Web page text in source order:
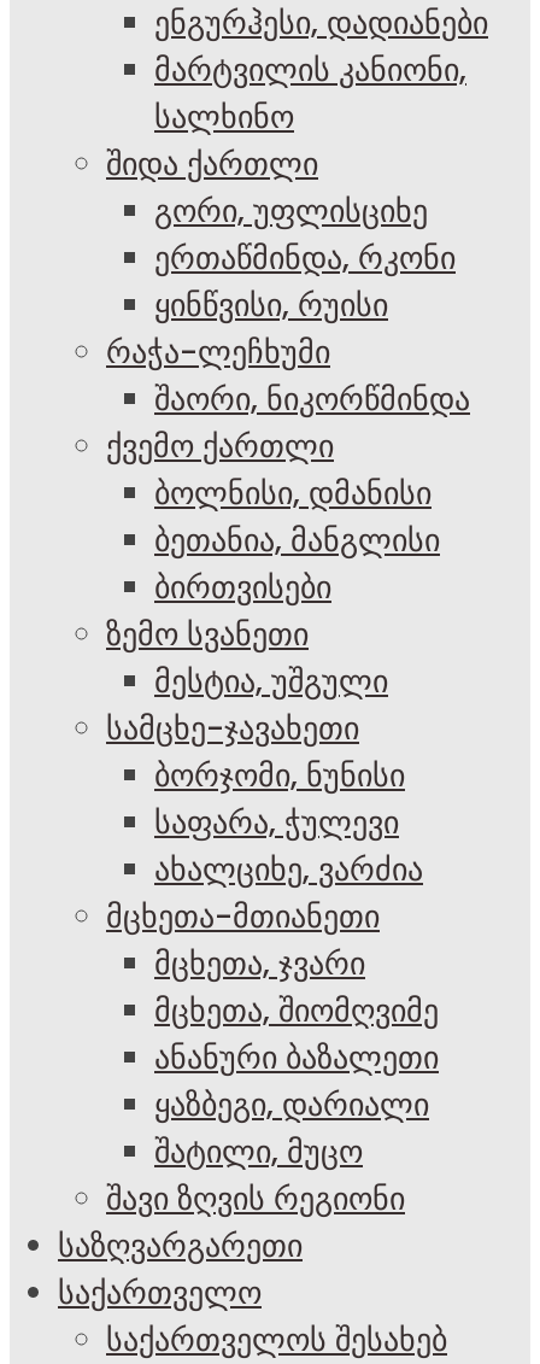
ენგურჰესი, დადიანები
მარტვილის კანიონი,
სალხინო
შიდა ქართლი
გორი, უფლისციხე
ერთაწმინდა, რკონი
ყინწვისი, რუისი
რაჭა-ლეჩხუმი
შაორი, ნიკორწმინდა
ქვემო ქართლი
ბოლნისი, დმანისი
ბეთანია, მანგლისი
ბირთვისები
ზემო სვანეთი
მესტია, უშგული
სამცხე-ჯავახეთი
ბორჯომი, ნუნისი
საფარა, ჭულევი
ახალციხე, ვარძია
მცხეთა-მთიანეთი
მცხეთა, ჯვარი
მცხეთა, შიომღვიმე
ანანური ბაზალეთი
ყაზბეგი, დარიალი
შატილი, მუცო
შავი ზღვის რეგიონი
საზღვარგარეთი
საქართველო
საქართველოს შესახებ